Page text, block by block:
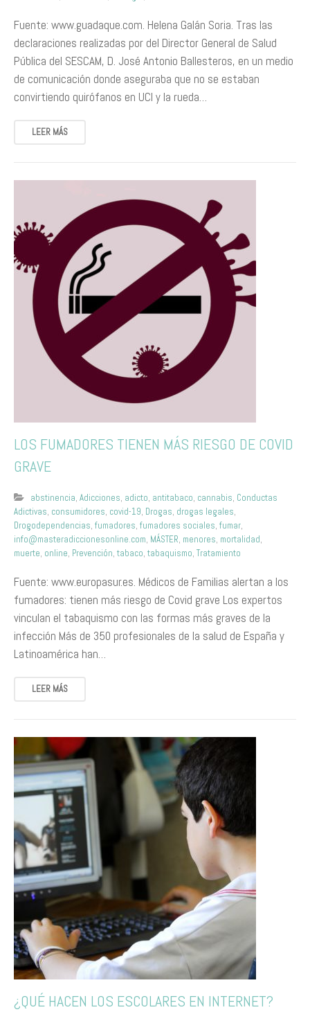
Fuente: www.guadaque.com. Helena Galán Soria. Tras las
declaraciones realizadas por del Director General de Salud
Pública del SESCAM, D. José Antonio Ballesteros, en un medio
de comunicación donde aseguraba que no se estaban
convirtiendo quirófanos en UCI y la rueda…
LEER MÁS
LOS FUMADORES TIENEN MÁS RIESGO DE COVID
GRAVE
abstinencia, Adicciones, adicto, antitabaco, cannabis, Conductas
Adictivas, consumidores, covid-19, Drogas, drogas legales,
Drogodependencias, fumadores, fumadores sociales, fumar,
info@masteradiccionesonline.com, MÁSTER, menores, mortalidad,
muerte, online, Prevención, tabaco, tabaquismo, Tratamiento
Fuente: www.europasur.es. Médicos de Familias alertan a los
fumadores: tienen más riesgo de Covid grave Los expertos
vinculan el tabaquismo con las formas más graves de la
infección Más de 350 profesionales de la salud de España y
Latinoamérica han…
LEER MÁS
¿QUÉ HACEN LOS ESCOLARES EN INTERNET?